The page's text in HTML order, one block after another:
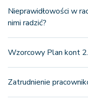
Nieprawidłowości w
nimi radzić?
Wzorcowy Plan kont
Zatrudnienie